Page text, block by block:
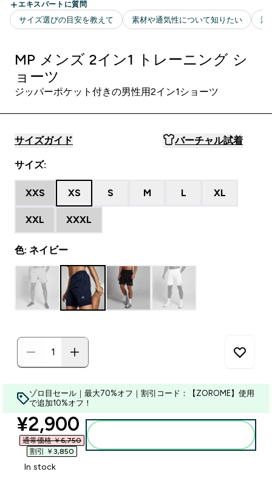
MP メンズ 2イン1 トレーニング シ
ョーツ
ジッパーポケット付きの男性用2イン1ショーツ
サイズガイド バーチャル試着
サイズ:
XXS XS S M L XL
XXL XXXL
色: ネイビー
ゾロ目セール｜最大70%オフ｜割引コード：【ZOROME】使用
で追加10%オフ！
discounted price
¥2,900‎
通常価格 ￥6,750‎
割引 ￥3,850‎
In stock